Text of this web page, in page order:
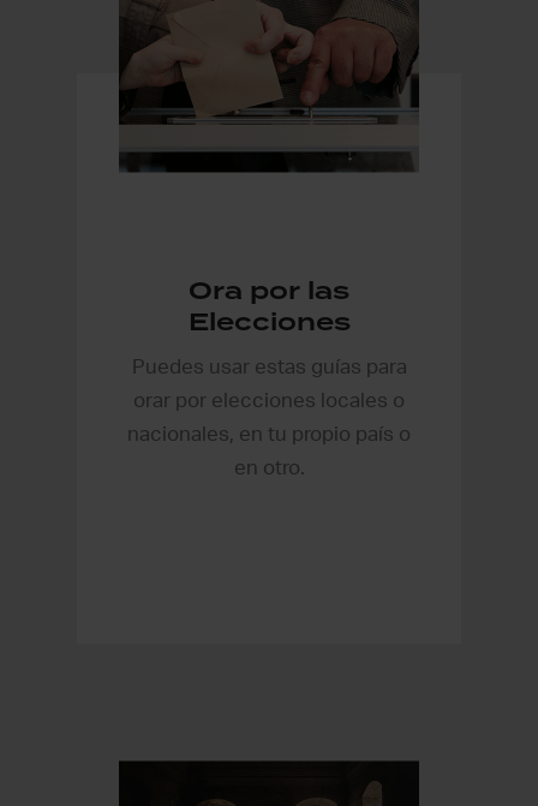
Ora por las
Elecciones
Puedes usar estas guías para
orar por elecciones locales o
nacionales, en tu propio país o
en otro.